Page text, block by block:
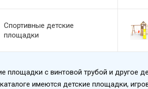
Спортивные детские
площадки
площадки с винтовой трубой и другое
имеются детские площадки,